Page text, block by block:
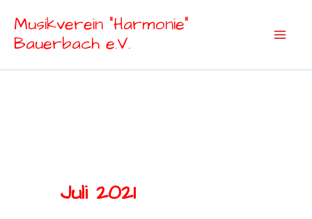
Inhalt
Musikverein "Harmonie"
Bauerbach e.V.
Juli 2021